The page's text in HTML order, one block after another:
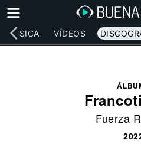
MÚSICA VÍDEOS
Fuerza